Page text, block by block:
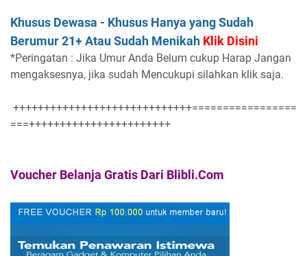
Khusus Dewasa - Khusus Hanya yang Sudah
Berumur 21+ Atau Sudah Menikah Klik Disini
*Peringatan : Jika Umur Anda Belum cukup Harap Jangan
mengaksesnya, jika sudah Mencukupi silahkan klik saja.
+++++++++++++++++++++++++++++=================
===+++++++++++++++++++++++
Voucher Belanja Gratis Dari Blibli.Com